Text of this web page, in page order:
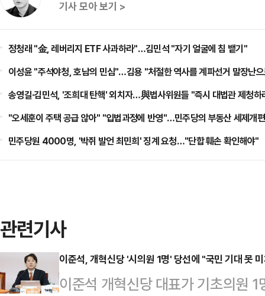
기사 모아 보기 >
정청래 "金, 레버리지 ETF 사과하라"…김민석 "자기 얼굴에 침 뱉기"
이성윤 "주석야청, 호남의 민심"…김용 "처절한 역사를 계파선거 말장난
송영길·김민석, '조희대 탄핵' 외치자…與법사위원들 "즉시 대법관 제청하
"오세훈이 주택 공급 않아" "입법과정에 반영"…민주당의 부동산 세제개
민주당원 4000명, '박쥐 발언 최민희' 징계 요청…"단합 훼손 확인해야"
관련기사
이준석, 개혁신당 '시의원 1명' 당선에 "국민 기대 못
이준석 개혁신당 대표가 기초의원